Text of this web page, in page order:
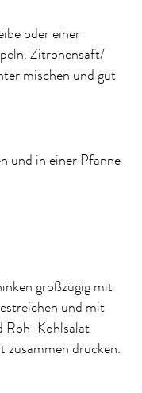
oder einer
Zitronensaft/
mischen und gut
und in einer Pfanne
großzügig mit
und mit
Roh-Kohlsalat
zusammen drücken.